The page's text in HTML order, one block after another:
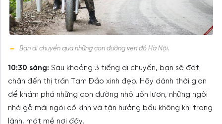
Bạn di chuyển qua những con đường ven đô Hà Nội.
10:30 sáng: Sau khoảng 3 tiếng di chuyển, bạn sẽ đặt
chân đến thị trấn Tam Đảo xinh đẹp. Hãy dành thời gian
để khám phá những con đường nhỏ uốn lượn, những ngôi
nhà gỗ mái ngói cổ kính và tận hưởng bầu không khí trong
lành, mát mẻ nơi đây.